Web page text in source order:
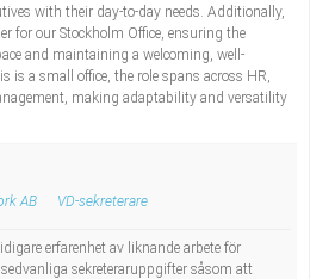
with their day-to-day needs. Additionally,
for our Stockholm Office, ensuring the
and maintaining a welcoming, well-
is a small office, the role spans across HR,
making adaptability and versatility
AB VD-sekreterare
erfarenhet av liknande arbete för
sekreteraruppgifter såsom att